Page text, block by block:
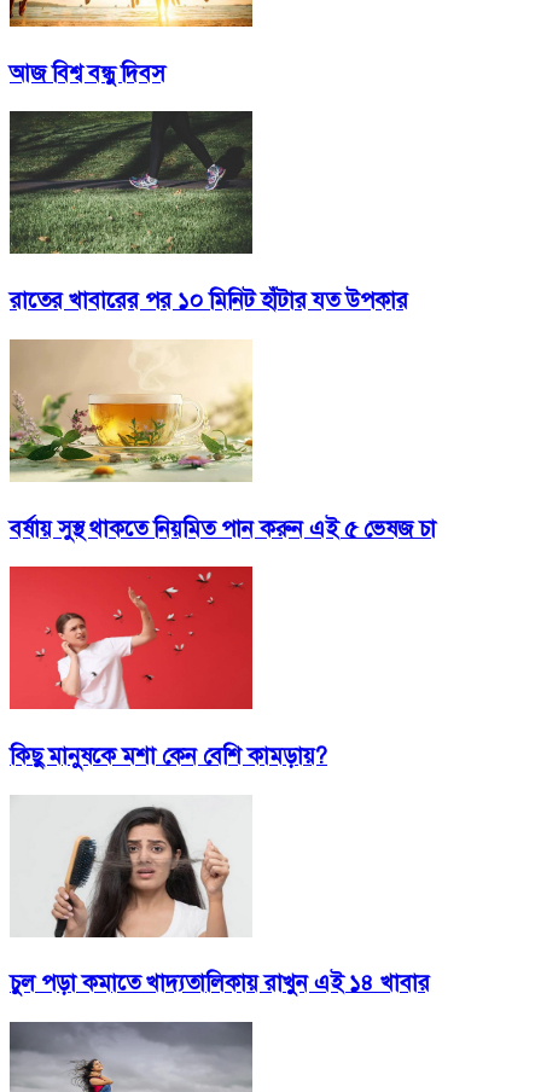
আজ বিশ্ব বন্ধু দিবস
রাতের খাবারের পর ১০ মিনিট হাঁটার যত উপকার
বর্ষায় সুস্থ থাকতে নিয়মিত পান করুন এই ৫ ভেষজ চা
কিছু মানুষকে মশা কেন বেশি কামড়ায়?
চুল পড়া কমাতে খাদ্যতালিকায় রাখুন এই ১৪ খাবার